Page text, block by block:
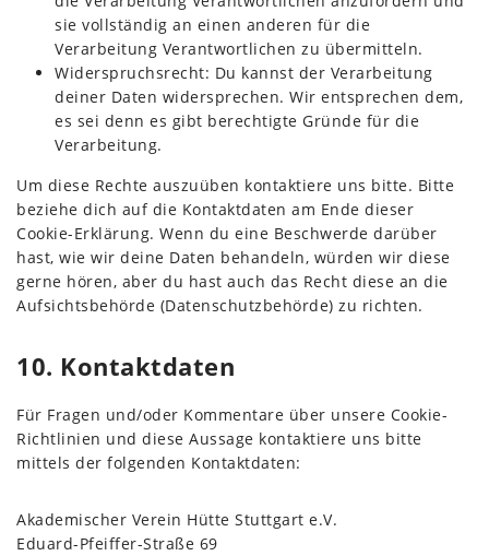
sie vollständig an einen anderen für die
Verarbeitung Verantwortlichen zu übermitteln.
Widerspruchsrecht: Du kannst der Verarbeitung
deiner Daten widersprechen. Wir entsprechen dem,
es sei denn es gibt berechtigte Gründe für die
Verarbeitung.
Um diese Rechte auszuüben kontaktiere uns bitte. Bitte
beziehe dich auf die Kontaktdaten am Ende dieser
Cookie-Erklärung. Wenn du eine Beschwerde darüber
hast, wie wir deine Daten behandeln, würden wir diese
gerne hören, aber du hast auch das Recht diese an die
Aufsichtsbehörde (Datenschutzbehörde) zu richten.
10. Kontaktdaten
Für Fragen und/oder Kommentare über unsere Cookie-
Richtlinien und diese Aussage kontaktiere uns bitte
mittels der folgenden Kontaktdaten:
Akademischer Verein Hütte Stuttgart e.V.
Eduard-Pfeiffer-Straße 69